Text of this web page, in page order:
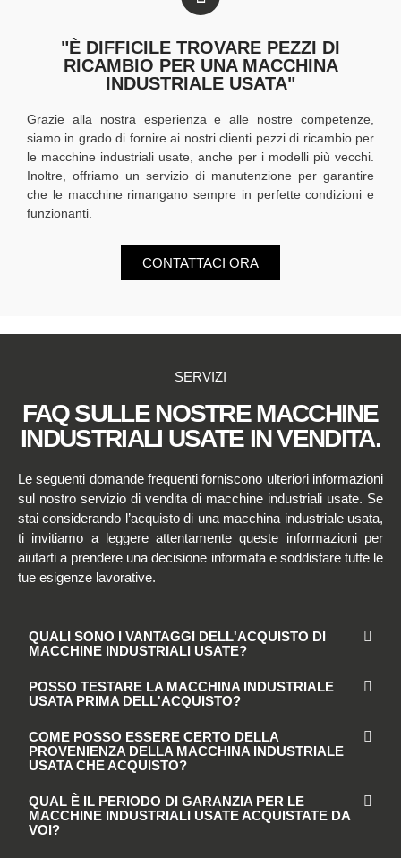
"È DIFFICILE TROVARE PEZZI DI
RICAMBIO PER UNA MACCHINA
INDUSTRIALE USATA"
Grazie alla nostra esperienza e alle nostre competenze,
siamo in grado di fornire ai nostri clienti pezzi di ricambio per
le macchine industriali usate, anche per i modelli più vecchi.
Inoltre, offriamo un servizio di manutenzione per garantire
che le macchine rimangano sempre in perfette condizioni e
funzionanti.
CONTATTACI ORA
SERVIZI
FAQ SULLE NOSTRE MACCHINE
INDUSTRIALI USATE IN VENDITA.
Le seguenti domande frequenti forniscono ulteriori informazioni
sul nostro servizio di vendita di macchine industriali usate. Se
stai considerando l’acquisto di una macchina industriale usata,
ti invitiamo a leggere attentamente queste informazioni per
aiutarti a prendere una decisione informata e soddisfare tutte le
tue esigenze lavorative.
QUALI SONO I VANTAGGI DELL'ACQUISTO DI
MACCHINE INDUSTRIALI USATE?
POSSO TESTARE LA MACCHINA INDUSTRIALE
USATA PRIMA DELL'ACQUISTO?
COME POSSO ESSERE CERTO DELLA
PROVENIENZA DELLA MACCHINA INDUSTRIALE
USATA CHE ACQUISTO?
QUAL È IL PERIODO DI GARANZIA PER LE
MACCHINE INDUSTRIALI USATE ACQUISTATE DA
VOI?